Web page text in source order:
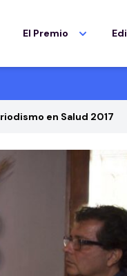
El Premio
en Salud 2017